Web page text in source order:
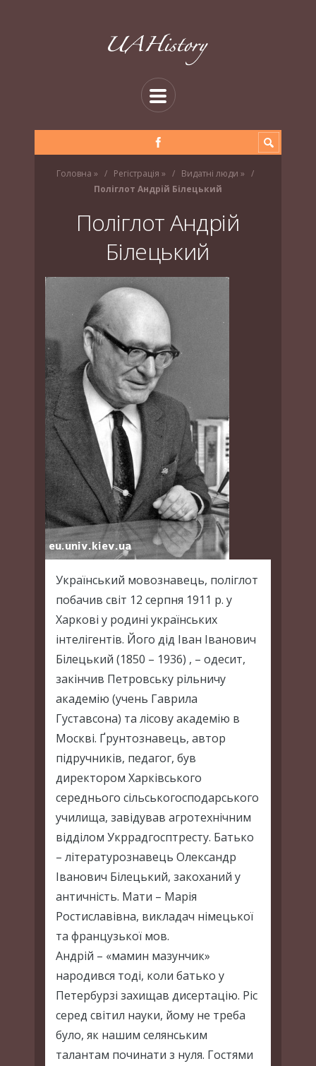
Головна » Регістрація » Видатні люди »
Поліглот Андрій Білецький
Поліглот Андрій
Білецький
Український мовознавець, поліглот
побачив світ 12 серпня 1911 р. у
Харкові у родині українських
інтелігентів. Його дід Іван Іванович
Білецький (1850 – 1936) , – одесит,
закінчив Петровську рільничу
академію (учень Гаврила
Густавсона) та лісову академію в
Москві. Ґрунтознавець, автор
підручників, педагог, був
директором Харківського
середнього сільськогосподарського
училища, завідував агротехнічним
відділом Укррадгосптресту. Батько
– літературознавець Олександр
Іванович Білецький, закоханий у
античність. Мати – Марія
Ростиславівна, викладач німецької
та французької мов.
Андрій – «мамин мазунчик»
народився тоді, коли батько у
Петербурзі захищав дисертацію. Ріс
серед світил науки, йому не треба
було, як нашим селянським
талантам починати з нуля. Гостями